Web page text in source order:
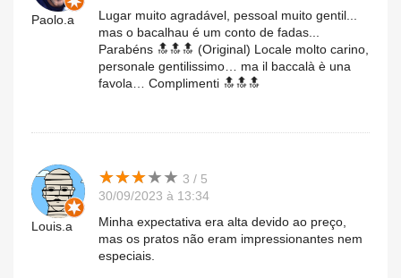
Paolo.a
Lugar muito agradável, pessoal muito gentil...
mas o bacalhau é um conto de fadas...
Parabéns 🔝🔝🔝 (Original) Locale molto carino,
personale gentilissimo… ma il baccalà è una
favola… Complimenti 🔝🔝🔝
Louis.a
★★★★★
★★★★★ 3 / 5
30/09/2023 à 13:34
Minha expectativa era alta devido ao preço,
mas os pratos não eram impressionantes nem
especiais.